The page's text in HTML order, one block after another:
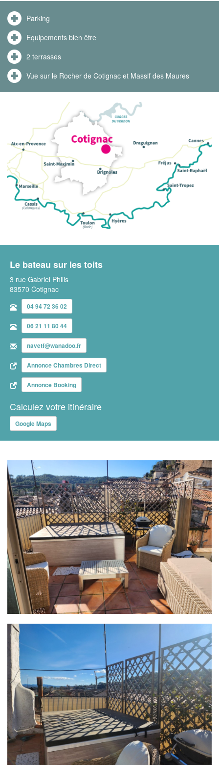
Parking
Equipements bien être
2 terrasses
Vue sur le Rocher de Cotignac et Massif des Maures
Le bateau sur les toits
3 rue Gabriel Philis
83570 Cotignac
04 94 72 36 02
06 21 11 80 44
navetf@wanadoo.fr
Annonce Chambres Direct
Annonce Booking
Calculez votre itinéraire
Google Maps